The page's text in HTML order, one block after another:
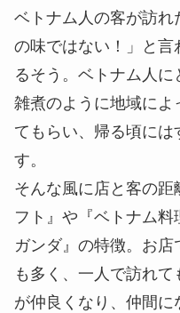
ベトナム人の客が訪
の味ではない！」と
るそう。ベトナム人
雑煮のように地域によ
てもらい、帰る頃に
す。
そんな風に店と客の距
フト』や『ベトナム
ガンダ』の特徴。お店
も多く、一人で訪れ
が仲良くなり、仲間